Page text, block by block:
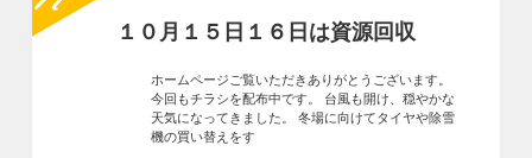
１０月１５日１６日は資源回収
ホームページご覧いただきありがとうございます。
今回もチラシを配布中です。 台風も開け、穏やかな
天気になってきました。 冬場に向けてタイヤや除雪
機の買い替えをす